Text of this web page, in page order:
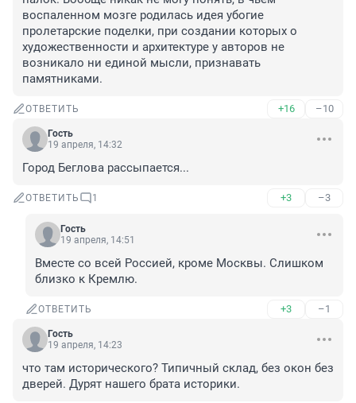
воспаленном мозге родилась идея убогие
пролетарские поделки, при создании которых о
художественности и архитектуре у авторов не
возникало ни единой мысли, признавать
памятниками.
ОТВЕТИТЬ +16 –10
Гость
19 апреля, 14:32
Город Беглова рассыпается...
ОТВЕТИТЬ 1 +3 –3
Гость
19 апреля, 14:51
Вместе со всей Россией, кроме Москвы. Слишком
близко к Кремлю.
ОТВЕТИТЬ +3 –1
Гость
19 апреля, 14:23
что там исторического? Типичный склад, без окон без
дверей. Дурят нашего брата историки.